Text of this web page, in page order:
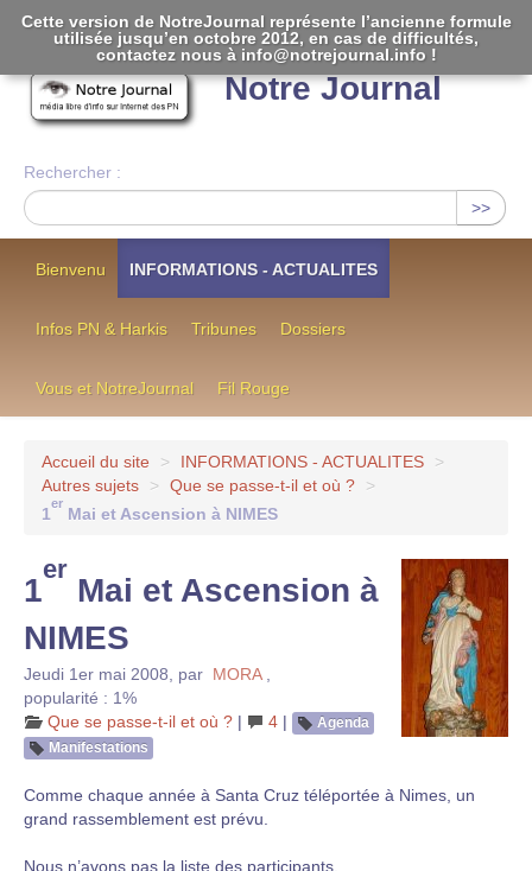
Notre Journal
Rechercher :
>>
Bienvenu INFORMATIONS - ACTUALITES
Infos PN & Harkis Tribunes Dossiers
Vous et NotreJournal Fil Rouge
Accueil du site > INFORMATIONS - ACTUALITES
>
Autres sujets
> Que se passe-t-il et où ?
>
1
er
Mai et Ascension à NIMES
1
er
Mai et Ascension à
NIMES
Jeudi 1er mai 2008 par MORA
popularité : 1%
Que se passe-t-il et où ? | 4 |
Agenda
Manifestations
Comme chaque année à Santa Cruz téléportée à Nimes, un
grand rassemblement est prévu.
Nous n’avons pas la liste des participants.
Cette version de NotreJournal représente l’ancienne formule
utilisée jusqu’en octobre 2012, en cas de difficultés,
contactez nous à info@notrejournal.info !